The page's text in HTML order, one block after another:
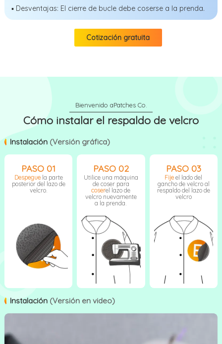
▪ Desventajas: El cierre de bucle debe coserse a la prenda.
Cotización gratuita
Cómo instalar el respaldo de velcro
Instalación (Versión gráfica)
Instalación (Versión en video)
PASO 01
Despeguela parte
posterior del lazo de
velcro.
PASO 02
Utilice una máquina
de coser para
coserel lazo de
velcro nuevamente
a la prenda.
PASO 03
Fije el lado del
gancho de velcro al
respaldo del lazo de
velcro